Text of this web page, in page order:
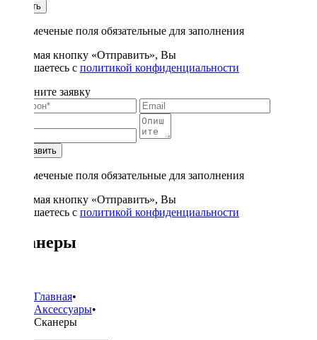
Купить
* - отмеченые поля обязательные для заполнения
Нажимая кнопку «Отправить», Вы
соглашаетесь с политикой конфиденциальности
Заполните заявку
Отправить
* - отмеченые поля обязательные для заполнения
Нажимая кнопку «Отправить», Вы
соглашаетесь с политикой конфиденциальности
Сканеры
Главная•
Аксессуары•
Сканеры